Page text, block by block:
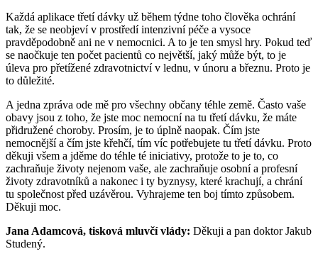
Každá aplikace třetí dávky už během týdne toho člověka ochrání
tak, že se neobjeví v prostředí intenzivní péče a vysoce
pravděpodobně ani ne v nemocnici. A to je ten smysl hry. Pokud teď
se naočkuje ten počet pacientů co největší, jaký může být, to je
úleva pro přetížené zdravotnictví v lednu, v únoru a březnu. Proto je
to důležité.
A jedna zpráva ode mě pro všechny občany téhle země. Často vaše
obavy jsou z toho, že jste moc nemocní na tu třetí dávku, že máte
přidružené choroby. Prosím, je to úplně naopak. Čím jste
nemocnější a čím jste křehčí, tím víc potřebujete tu třetí dávku. Proto
děkuji všem a jděme do téhle té iniciativy, protože to je to, co
zachraňuje životy nejenom vaše, ale zachraňuje osobní a profesní
životy zdravotníků a nakonec i ty byznysy, které krachují, a chrání
tu společnost před uzávěrou. Vyhrajeme ten boj tímto způsobem.
Děkuji moc.
Jana Adamcová, tisková mluvčí vlády: Děkuji a pan doktor Jakub
Studený.